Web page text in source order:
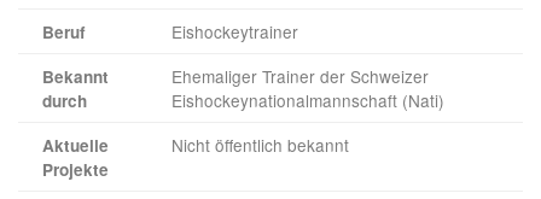
Beruf Eishockeytrainer
Bekannt
durch
Ehemaliger Trainer der Schweizer
Eishockeynationalmannschaft (Nati)
Aktuelle
Projekte
Nicht öffentlich bekannt